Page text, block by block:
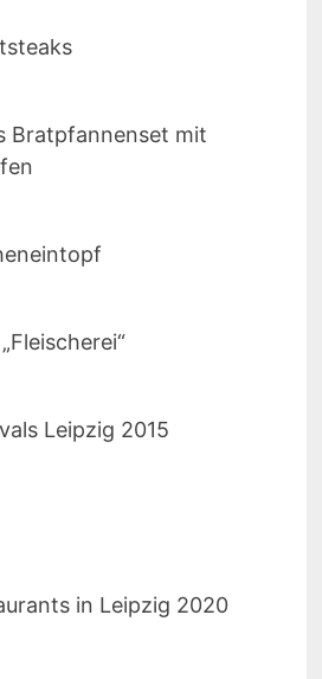
Bratpfannenset mit
Leipzig 2015
in Leipzig 2020